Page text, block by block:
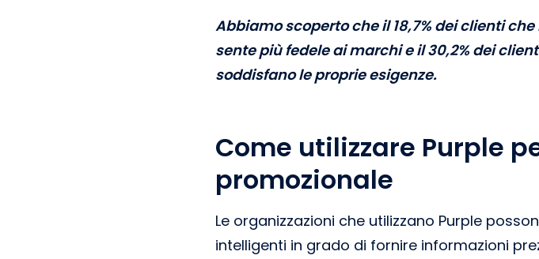
Abbiamo scoperto che il 18,7% dei clienti
sente più fedele ai marchi e il 30,2% dei
soddisfano le proprie esigenze.
Come utilizzare Purple
promozionale
Le organizzazioni che utilizzano Purple
intelligenti in grado di fornire informazioni